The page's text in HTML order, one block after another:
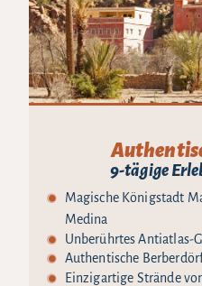
9-tägige
Magische Königstadt
Medina
Unberührtes Antiatlas-
Authentische
Einzigartige Strände